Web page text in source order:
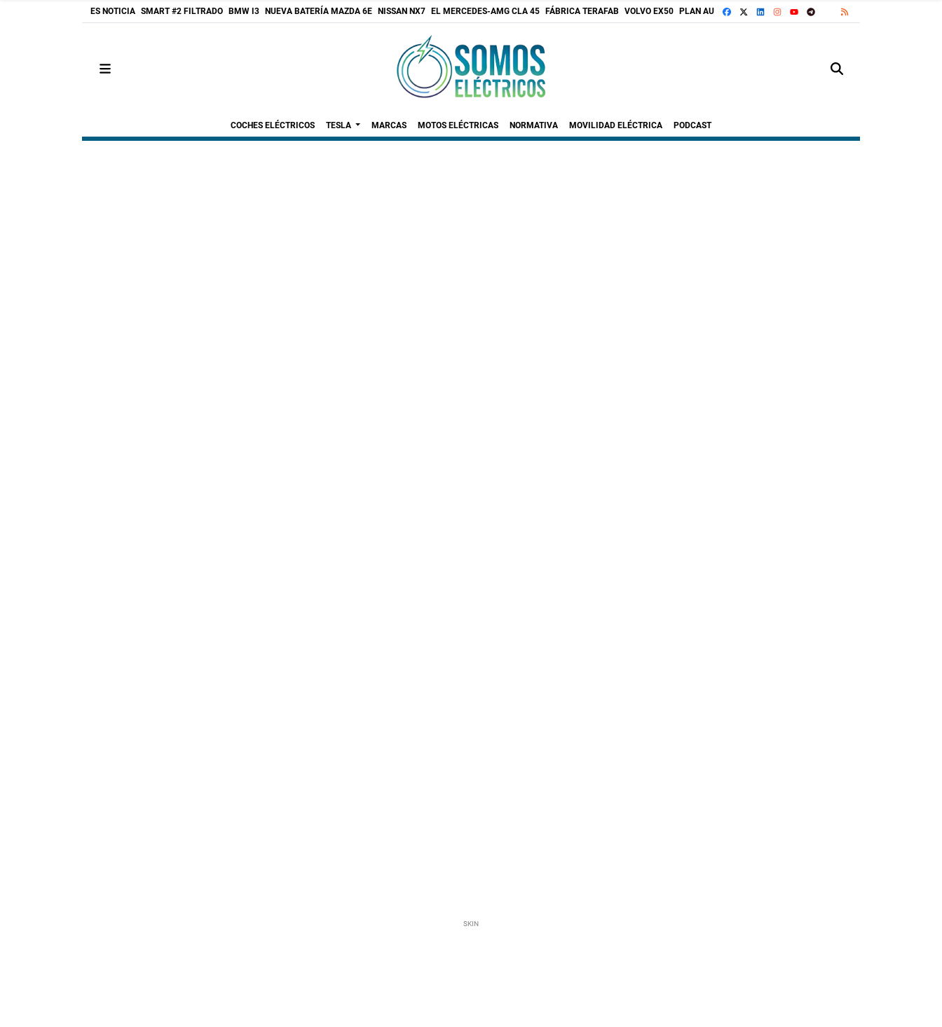
ES NOTICIA SMART #2 FILTRADO BMW I3 NUEVA BATERÍA MAZDA 6E NISSAN NX7 EL MERCEDES-AMG CLA 45 FÁBRICA TERAFAB VOLVO EX50 PLAN AUTO+FACEBOOKLINKEDININSTAGRAM
YOUTUBE
TELEGRAM
GOOGLE DISCOVER
COCHES ELÉCTRICOS TESLA MARCAS MOTOS ELÉCTRICAS NORMATIVA MOVILIDAD ELÉCTRICA PODCAST